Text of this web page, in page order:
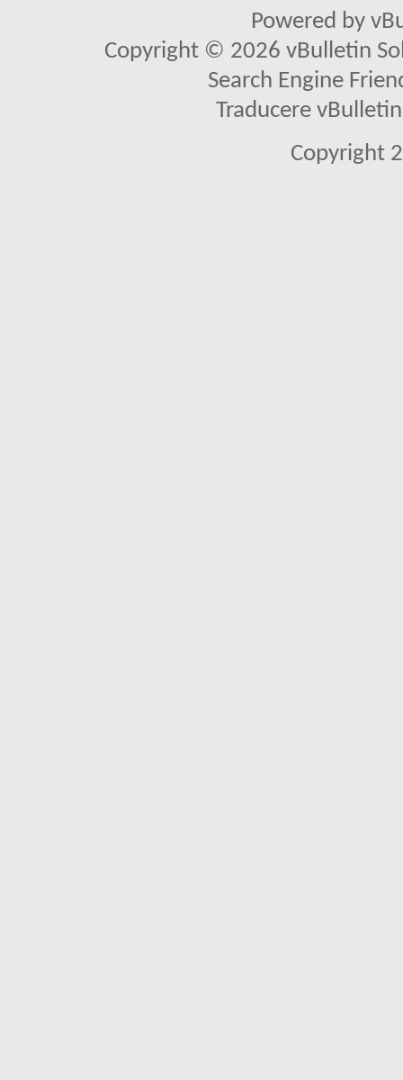
Powered by
Copyright © 2026 vBulletin
Search Engine
Traducere
Copyright